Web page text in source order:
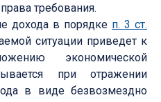
требования.
дохода в порядке п. 3 ст.
ситуации приведет к
экономической
при отражении
в виде безвозмездно